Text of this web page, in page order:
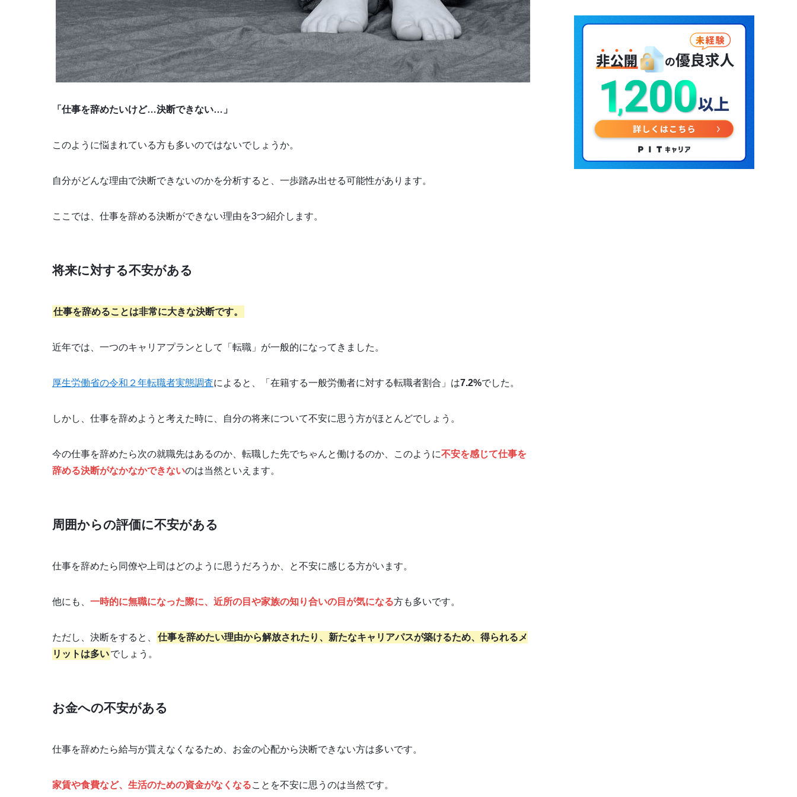
「仕事を辞めたいけど…決断できない…」
このように悩まれている方も多いのではないでしょうか。
自分がどんな理由で決断できないのかを分析すると、一歩踏み出せる可能性があります。
ここでは、仕事を辞める決断ができない理由を3つ紹介します。
将来に対する不安がある
仕事を辞めることは非常に大きな決断です。
近年では、一つのキャリアプランとして「転職」が一般的になってきました。
厚生労働省の令和２年転職者実態調査によると、「在籍する一般労働者に対する転職者割合」は7.2%でした。
しかし、仕事を辞めようと考えた時に、自分の将来について不安に思う方がほとんどでしょう。
今の仕事を辞めたら次の就職先はあるのか、転職した先でちゃんと働けるのか、このように不安を感じて仕事を
辞める決断がなかなかできないのは当然といえます。
周囲からの評価に不安がある
仕事を辞めたら同僚や上司はどのように思うだろうか、と不安に感じる方がいます。
他にも、 一時的に無職になった際に、近所の目や家族の知り合いの目が気になる方も多いです。
ただし、決断をすると、
仕事を辞めたい理由から解放されたり、新たなキャリアパスが築けるため、得られるメ
リットは多いでしょう。
お金への不安がある
仕事を辞めたら給与が貰えなくなるため、お金の心配から決断できない方は多いです。
家賃や食費など、生活のための資金がなくなることを不安に思うのは当然です。